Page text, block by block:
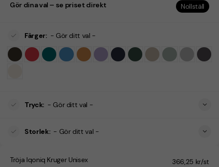
Gör dina val – se priset direkt Nollställ
Färger: - Gör ditt val -
Tryck: - Gör ditt val -
Storlek: - Gör ditt val -
Tröja Iqoniq Kruger Unisex
366,25 kr/st